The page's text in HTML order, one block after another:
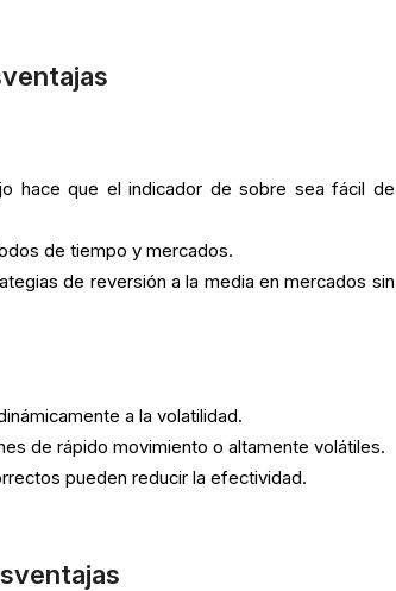
hace que el indicador de sobre sea fácil de
de tiempo y mercados.
de reversión a la media en mercados sin
a la volatilidad.
de rápido movimiento o altamente volátiles.
pueden reducir la efectividad.